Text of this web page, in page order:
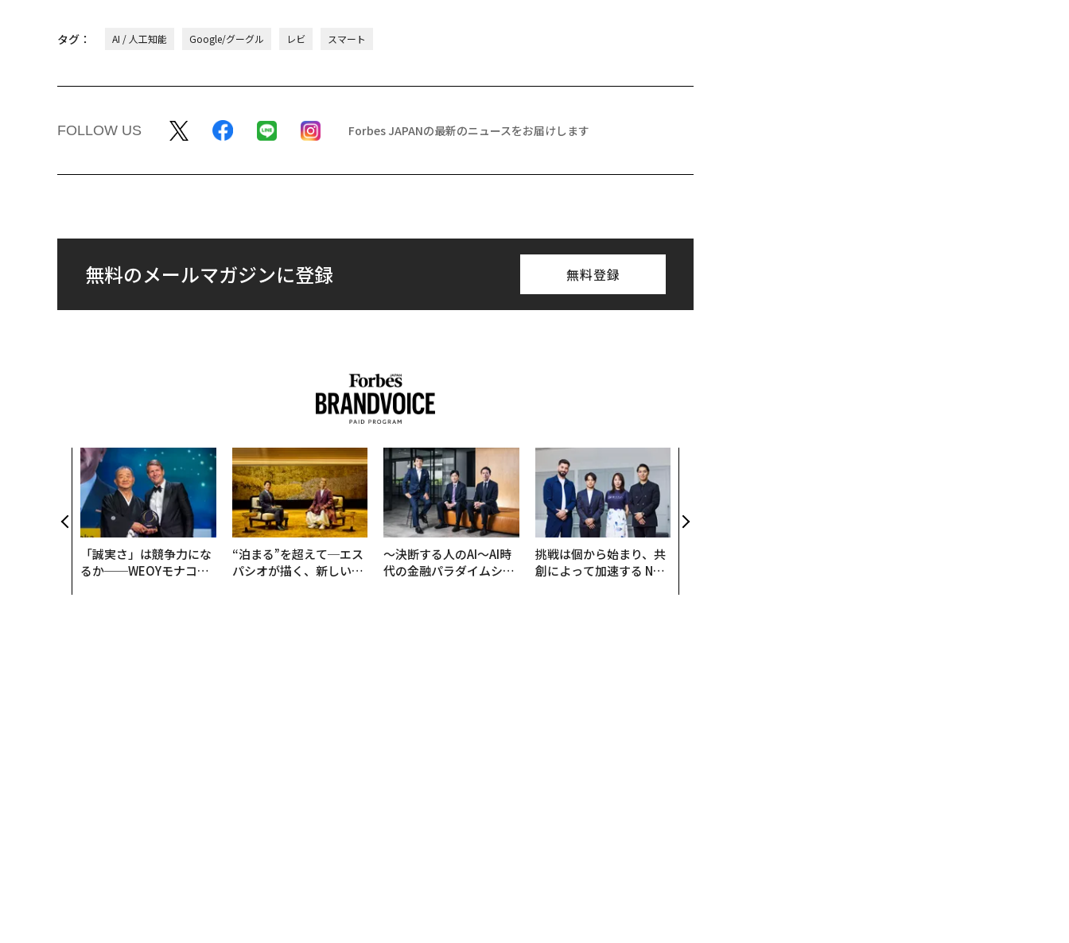
タグ： AI / 人工知能 Google/グーグル レビ スマート
FOLLOW US Forbes JAPANの最新のニュースをお届けします
無料のメールマガジンに登録 無料登録
「誠実さ」は競争力にな
るか──WEOYモナコで
“泊まる”を超えて─エス
パシオが描く、新しい日
〜決断する人のAI〜AI時
代の金融パラダイムシフ
挑戦は個から始まり、共
創によって加速する NOR